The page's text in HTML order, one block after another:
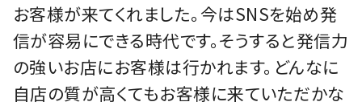
お客様が来てくれました。今はSNSを始め発
信が容易にできる時代です。そうすると発信力
の強いお店にお客様は行かれます。どんなに
自店の質が高くてもお客様に来ていただかな